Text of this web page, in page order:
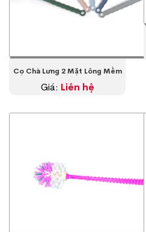
Cọ Chà Lưng 2 Mặt Lông Mềm
Giá: Liên hệ